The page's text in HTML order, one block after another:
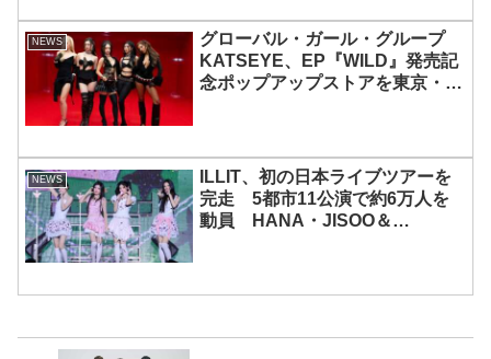
NEWS
グローバル・ガール・グループ
KATSEYE、EP『WILD』発売記
念ポップアップストアを東京・原
NEWS
ILLIT、初の日本ライブツアーを
完走 5都市11公演で約6万人を
動員 HANA・JISOO＆